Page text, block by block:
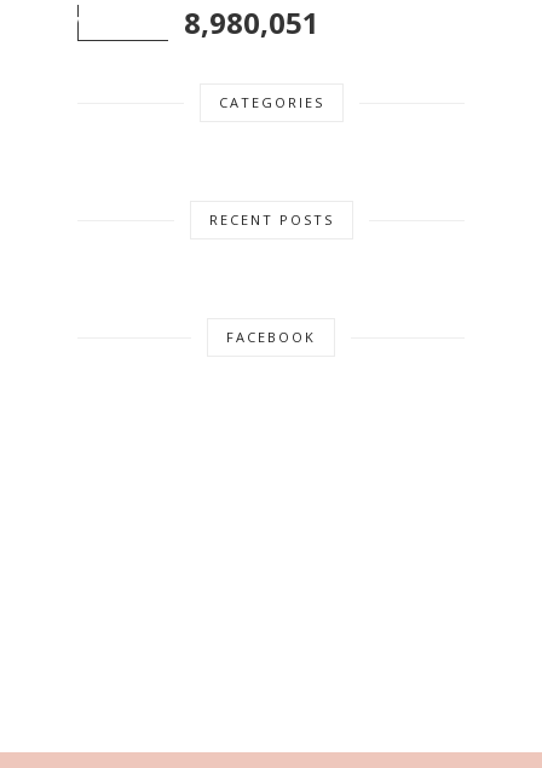
8,980,051
CATEGORIES
RECENT POSTS
FACEBOOK